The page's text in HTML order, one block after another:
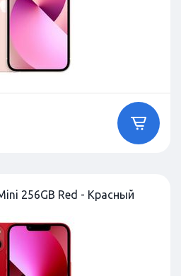
256GB Red - Красный